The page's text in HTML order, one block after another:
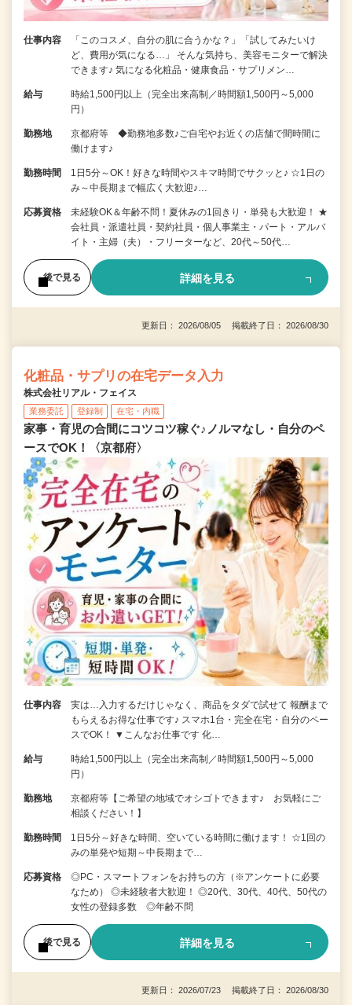
仕事内容
「このコスメ、自分の肌に合うかな？」「試してみたいけ
ど、費用が気になる…」 そんな気持ち、美容モニターで解決
できます♪ 気になる化粧品・健康食品・サプリメン…
給与
時給1,500円以上（完全出来高制／時間額1,500円～5,000
円）
勤務地
京都府等 ◆勤務地多数♪ご自宅やお近くの店舗で間時間に
働けます♪
勤務時間
1日5分～OK！好きな時間やスキマ時間でサクッと♪ ☆1日の
み～中長期まで幅広く大歓迎♪…
応募資格
未経験OK＆年齢不問！夏休みの1回きり・単発も大歓迎！ ★
会社員・派遣社員・契約社員・個人事業主・パート・アルバ
イト・主婦（夫）・フリーターなど、20代～50代…
後で見る 詳細を見る
更新日： 2026/08/05 掲載終了日： 2026/08/30
化粧品・サプリの在宅データ入力
株式会社リアル・フェイス
業務委託 登録制 在宅・内職
家事・育児の合間にコツコツ稼ぐ♪ノルマなし・自分のペ
ースでOK！〈京都府〉
仕事内容
実は…入力するだけじゃなく、商品をタダで試せて 報酬まで
もらえるお得な仕事です♪ スマホ1台・完全在宅・自分のペー
スでOK！ ▼こんなお仕事です 化…
給与
時給1,500円以上（完全出来高制／時間額1,500円～5,000
円）
勤務地
京都府等【ご希望の地域でオシゴトできます♪ お気軽にご
相談ください！】
勤務時間
1日5分～好きな時間、空いている時間に働けます！ ☆1回の
みの単発や短期～中長期まで…
応募資格
◎PC・スマートフォンをお持ちの方（※アンケートに必要
なため） ◎未経験者大歓迎！ ◎20代、30代、40代、50代の
女性の登録多数 ◎年齢不問
後で見る 詳細を見る
更新日： 2026/07/23 掲載終了日： 2026/08/30